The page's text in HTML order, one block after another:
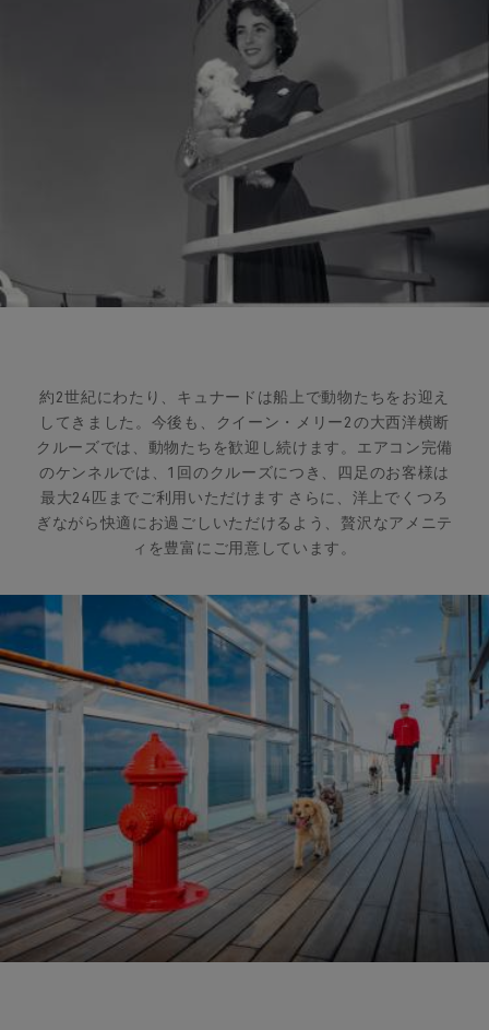
約2世紀にわたり、キュナードは船上で動物たちをお迎え
してきました。今後も、クイーン・メリー2の大西洋横断
クルーズでは、動物たちを歓迎し続けます。エアコン完備
のケンネルでは、1回のクルーズにつき、四足のお客様は
最大24匹までご利用いただけます さらに、洋上でくつろ
ぎながら快適にお過ごしいただけるよう、贅沢なアメニテ
ィを豊富にご用意しています。